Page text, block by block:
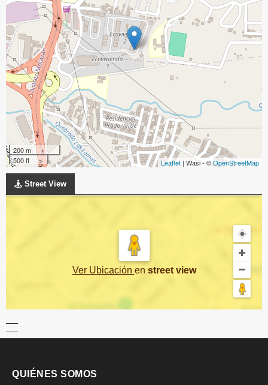
200 m
500 ft
Leaflet | Wasi - ©OpenStreetMap
Street View
Ver Ubicación en street view
QUIÉNES SOMOS